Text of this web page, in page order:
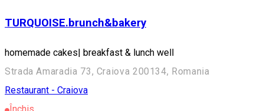
TURQUOISE.brunch&bakery
homemade cakes| breakfast & lunch well
Strada Amaradia 73, Craiova 200134, Romania
Restaurant - Craiova
Închis